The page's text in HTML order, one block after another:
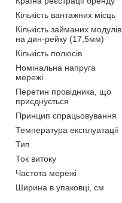
Кількість вантажних місць
Кількість займаних модулів
на дин-рейку (17,5мм)
Кількість полюсів
Номінальна напруга
мережі
Перетин провідника, що
приєднується
Принцип спрацьовування
Температура експлуатації
Тип
Ток витоку
Частота мережі
Ширина в упаковці, см